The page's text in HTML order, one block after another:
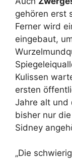
gehören erst
Ferner wird
eingebaut,
Kulissen
ersten
Jahre alt und
bisher nur
Sidney
„Die